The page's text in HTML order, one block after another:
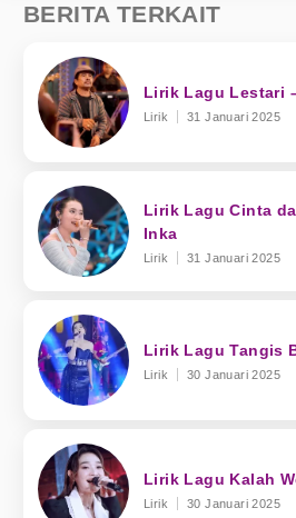
BERITA TERKAIT
Lirik Lagu Lestari
Lirik 31 Januari 2025
Lirik Lagu Cinta
Inka
Lirik 31 Januari 2025
Lirik Lagu Tangis
Lirik 30 Januari 2025
Lirik Lagu Kalah
Lirik 30 Januari 2025